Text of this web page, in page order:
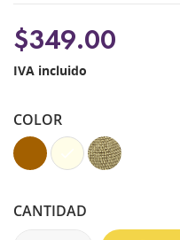
$349.00
IVA incluido
COLOR
Camel NaturalCombinado
CANTIDAD